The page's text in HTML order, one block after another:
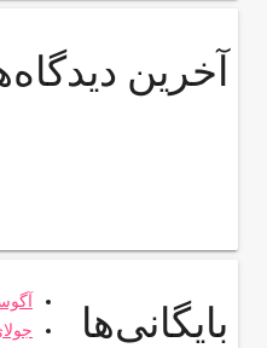
آخرین
بایگانی‌ها
آگوست
جولای